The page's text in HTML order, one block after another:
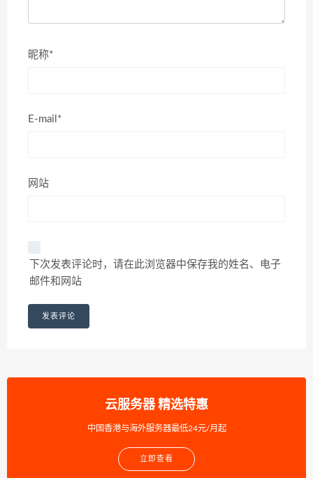
昵称*
E-mail*
网站
下次发表评论时，请在此浏览器中保存我的姓名、电子
邮件和网站
云服务器 精选特惠
中国香港与海外服务器最低24元/月起
立即查看